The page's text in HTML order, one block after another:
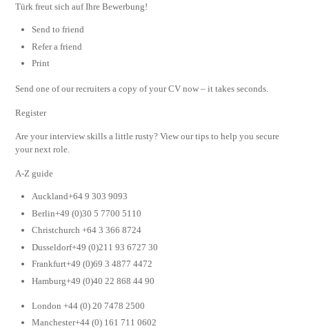
Türk freut sich auf Ihre Bewerbung!
Send to friend
Refer a friend
Print
Send one of our recruiters a copy of your CV now – it takes seconds.
Register
Are your interview skills a little rusty? View our tips to help you secure
your next role.
A-Z guide
Auckland+64 9 303 9093
Berlin+49 (0)30 5 7700 5110
Christchurch +64 3 366 8724
Dusseldorf+49 (0)211 93 6727 30
Frankfurt+49 (0)69 3 4877 4472
Hamburg+49 (0)40 22 868 44 90
London +44 (0) 20 7478 2500
Manchester+44 (0) 161 711 0602